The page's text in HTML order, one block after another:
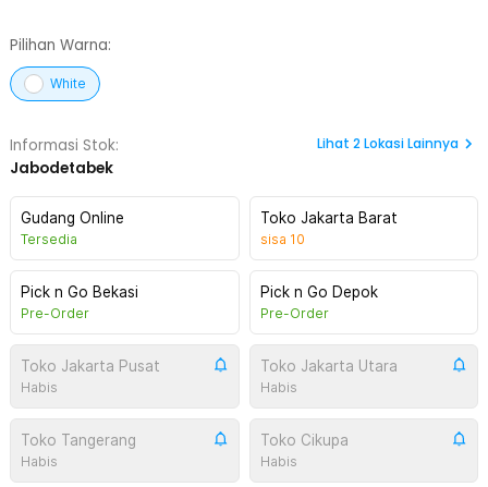
Pilihan Warna:
White
Informasi Stok:
Jabodetabek
Lihat 2Lokasi Lainnya
Gudang Online
Tersedia
Toko Jakarta Barat
sisa 10
Pick n Go Bekasi
Pre-Order
Pick n Go Depok
Pre-Order
Toko Jakarta Pusat
Habis
Toko Jakarta Utara
Habis
Toko Tangerang
Habis
Toko Cikupa
Habis